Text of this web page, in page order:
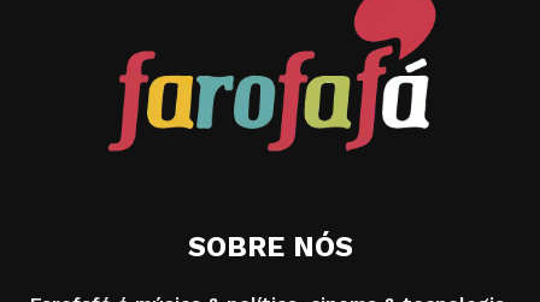
SOBRE NÓS